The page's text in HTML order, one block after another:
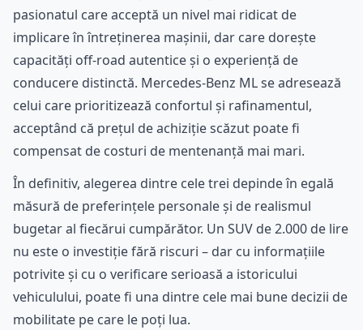
pasionatul care acceptă un nivel mai ridicat de
implicare în întreținerea mașinii, dar care dorește
capacități off-road autentice și o experiență de
conducere distinctă. Mercedes-Benz ML se adresează
celui care prioritizează confortul și rafinamentul,
acceptând că prețul de achiziție scăzut poate fi
compensat de costuri de mentenanță mai mari.
În definitiv, alegerea dintre cele trei depinde în egală
măsură de preferințele personale și de realismul
bugetar al fiecărui cumpărător. Un SUV de 2.000 de lire
nu este o investiție fără riscuri – dar cu informațiile
potrivite și cu o verificare serioasă a istoricului
vehiculului, poate fi una dintre cele mai bune decizii de
mobilitate pe care le poți lua.